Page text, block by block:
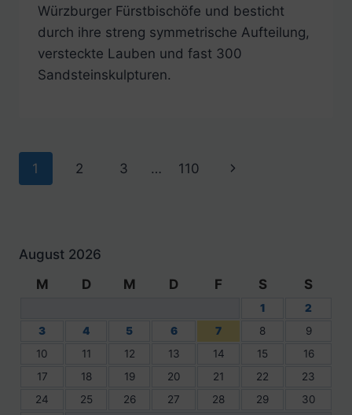
Würzburger Fürstbischöfe und besticht
durch ihre streng symmetrische Aufteilung,
versteckte Lauben und fast 300
Sandsteinskulpturen.
Seitennavigation
1 2 3 … 110
Nächste
August 2026
M
D M D F S S
1
2
3
4 5 6 7 8
9
10
11 12 13 14 15
16
17
18 19 20 21 22
23
24
25 26 27 28 29
30